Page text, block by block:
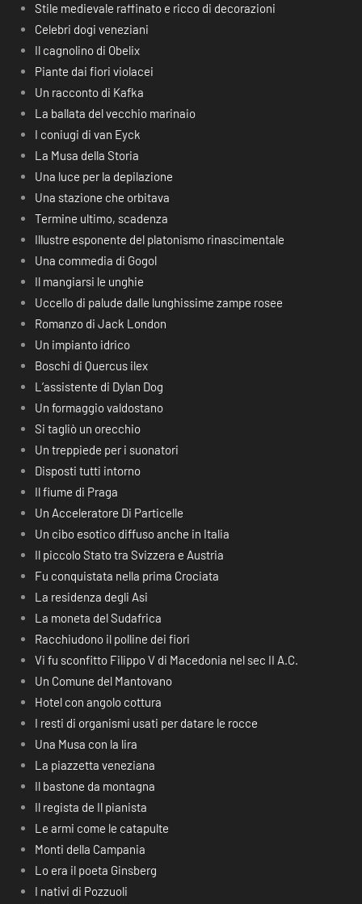
Stile medievale raffinato e ricco di decorazioni
Celebri dogi veneziani
Il cagnolino di Obelix
Piante dai fiori violacei
Un racconto di Kafka
La ballata del vecchio marinaio
I coniugi di van Eyck
La Musa della Storia
Una luce per la depilazione
Una stazione che orbitava
Termine ultimo, scadenza
Illustre esponente del platonismo rinascimentale
Una commedia di Gogol
Il mangiarsi le unghie
Uccello di palude dalle lunghissime zampe rosee
Romanzo di Jack London
Un impianto idrico
Boschi di Quercus ilex
L’assistente di Dylan Dog
Un formaggio valdostano
Si tagliò un orecchio
Un treppiede per i suonatori
Disposti tutti intorno
Il fiume di Praga
Un Acceleratore Di Particelle
Un cibo esotico diffuso anche in Italia
Il piccolo Stato tra Svizzera e Austria
Fu conquistata nella prima Crociata
La residenza degli Asi
La moneta del Sudafrica
Racchiudono il polline dei fiori
Vi fu sconfitto Filippo V di Macedonia nel sec II A.C.
Un Comune del Mantovano
Hotel con angolo cottura
I resti di organismi usati per datare le rocce
Una Musa con la lira
La piazzetta veneziana
Il bastone da montagna
Il regista de Il pianista
Le armi come le catapulte
Monti della Campania
Lo era il poeta Ginsberg
I nativi di Pozzuoli